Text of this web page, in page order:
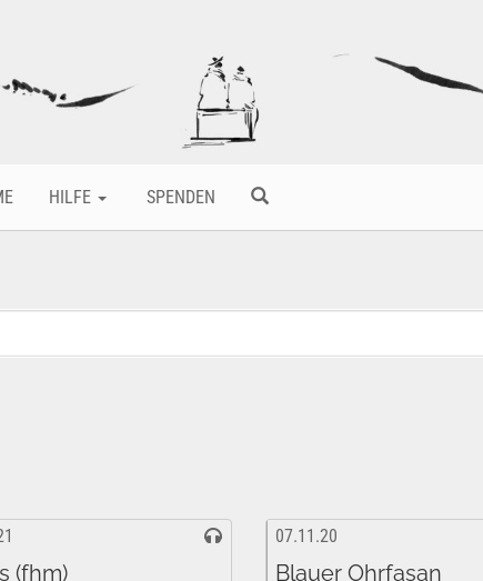
HILFE SPENDEN
(fhm)
07.11.20
Blauer Ohrfasan